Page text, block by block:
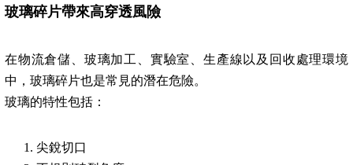
玻璃碎片帶來高穿透風險
在物流倉儲、玻璃加工、實驗室、生產線以及回收處理環境
中，玻璃碎片也是常見的潛在危險。
玻璃的特性包括：
尖銳切口